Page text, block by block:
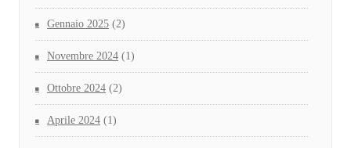
Gennaio 2025 (2)
Novembre 2024 (1)
Ottobre 2024 (2)
Aprile 2024 (1)